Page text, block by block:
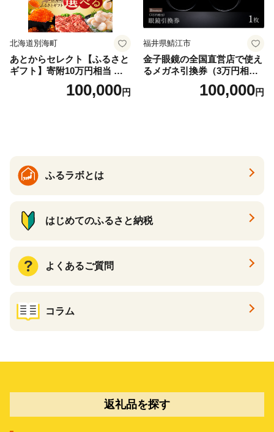
北海道別海町
あとからセレクト【ふるさと
ギフト】寄附10万円相当 あ
とから選べる！ ギフト いく
ら ほたて 海鮮 牛肉 別海町
ギフト ふるさと納税 ）
100,000円
福井県鯖江市
金子眼鏡の全国直営店で使え
るメガネ引換券（3万円相
100,000円
ふるラボとは
はじめてのふるさと納税
よくあるご質問
コラム
返礼品を探す